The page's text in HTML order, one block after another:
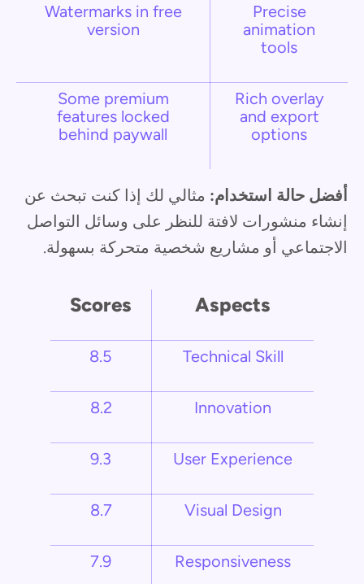
Precise
animation
tools
Watermarks in free
version
Rich overlay
and export
options
Some premium
features locked
behind paywall
أفضل حالة استخدام: مثالي لك إذا كنت تبحث عن
إنشاء منشورات لافتة للنظر على وسائل التواصل
الاجتماعي أو مشاريع شخصية متحركة بسهولة.
Aspects
Scores
Technical Skill
8.5
Innovation
8.2
User Experience
9.3
Visual Design
8.7
Responsiveness
7.9